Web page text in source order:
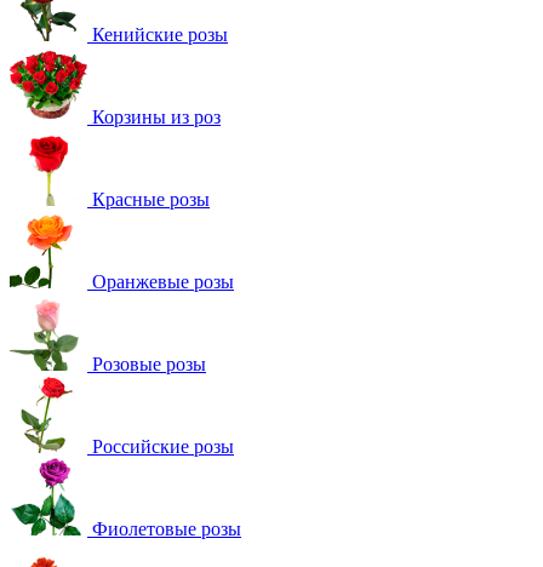
Кенийские розы
Корзины из роз
Красные розы
Оранжевые розы
Розовые розы
Российские розы
Фиолетовые розы